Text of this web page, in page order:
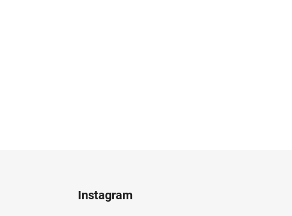
Instagram